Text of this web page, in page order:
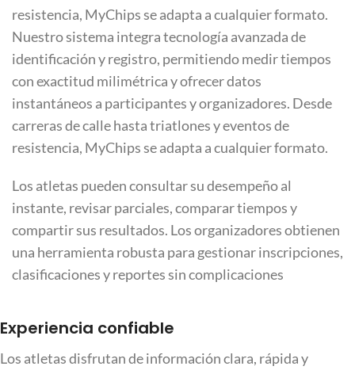
resistencia, MyChips se adapta a cualquier formato.
Nuestro sistema integra tecnología avanzada de
identificación y registro, permitiendo medir tiempos
con exactitud milimétrica y ofrecer datos
instantáneos a participantes y organizadores. Desde
carreras de calle hasta triatlones y eventos de
resistencia, MyChips se adapta a cualquier formato.
Los atletas pueden consultar su desempeño al
instante, revisar parciales, comparar tiempos y
compartir sus resultados. Los organizadores obtienen
una herramienta robusta para gestionar inscripciones,
clasificaciones y reportes sin complicaciones
Experiencia confiable
Los atletas disfrutan de información clara, rápida y